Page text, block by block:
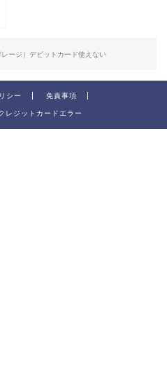
ージ）デビットカード使えない
シー 免責事項
ジットカードエラー